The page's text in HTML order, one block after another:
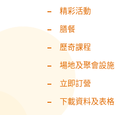
精彩活動
膳餐
歷奇課程
場地及聚會設施
立即訂營
下載資料及表格